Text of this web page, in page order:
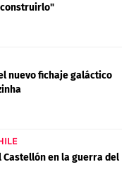
nuevo fichaje galáctico
Castellón en la guerra del